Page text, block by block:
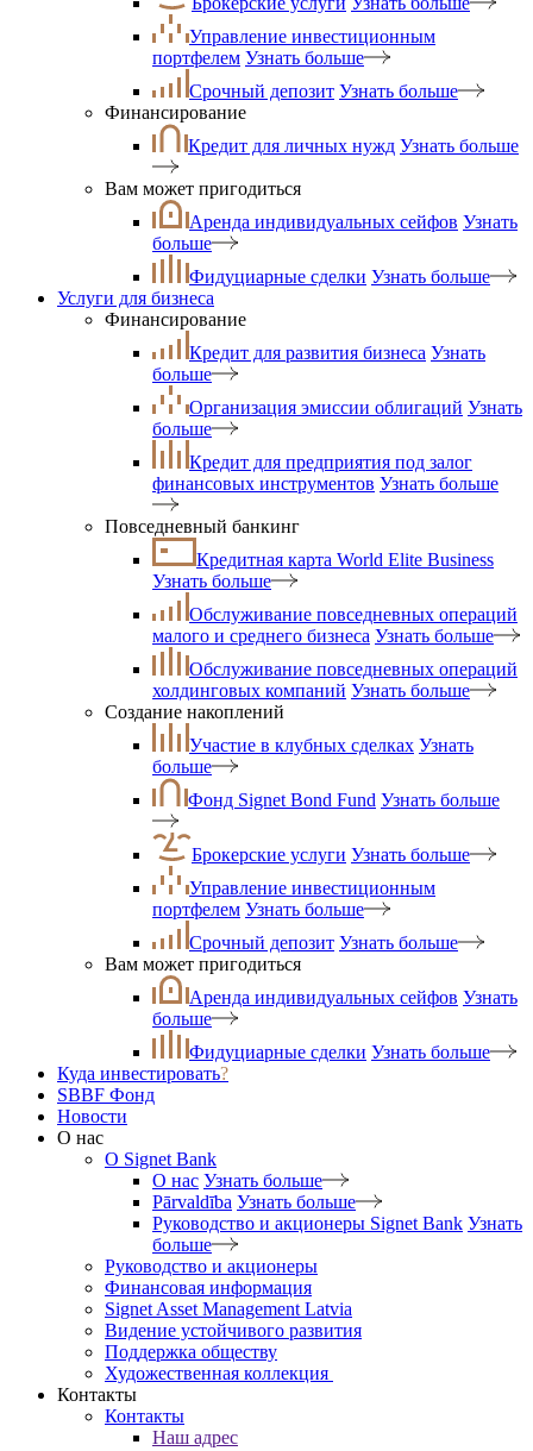
Управление инвестиционным
портфелем Узнать больше
Срочный депозит Узнать больше
Финансирование
Кредит для личных нужд Узнать больше
Вам может пригодиться
Аренда индивидуальных сейфов Узнать
больше
Фидуциарные сделки Узнать больше
Услуги для бизнеса
Финансирование
Кредит для развития бизнеса Узнать
больше
Организация эмиссии облигаций Узнать
больше
Кредит для предприятия под залог
финансовых инструментов Узнать больше
Повседневный банкинг
Кредитная карта World Elite Business
Узнать больше
Обслуживание повседневных операций
малого и среднего бизнеса Узнать больше
Обслуживание повседневных операций
холдинговых компаний Узнать больше
Создание накоплений
Участие в клубных сделках Узнать
больше
Фонд Signet Bond Fund Узнать больше
Брокерские услуги Узнать больше
Управление инвестиционным
портфелем Узнать больше
Срочный депозит Узнать больше
Вам может пригодиться
Аренда индивидуальных сейфов Узнать
больше
Фидуциарные сделки Узнать больше
Куда инвестировать?
SBBF Фонд
Новости
О нас
O Signet Bank
О нас Узнать больше
Pārvaldība Узнать больше
Руководство и акционеры Signet Bank Узнать
больше
Руководство и акционеры
Финансовая информация
Signet Asset Management Latvia
Видение устойчивого развития
Поддержка обществу
Художественная коллекция
Контакты
Контакты
Наш адрес